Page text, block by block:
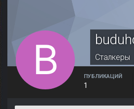
Сталкеры
ПУБЛИКАЦИЙ
1